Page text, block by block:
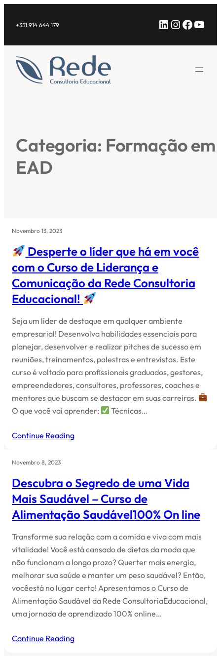
para
conteúdo
+351 914 644 179 LinkedIn
Categoria: Formação em
EAD
Novembro 13, 2023
Desperte o líder que há em você
com o Curso de Liderança e
Comunicação da Rede Consultoria
Educacional!
Seja um líder de destaque em qualquer ambiente
empresarial! Desenvolva habilidades essenciais para
planejar, desenvolver e realizar pitches de sucesso em
reuniões, treinamentos, palestras e entrevistas. Este
curso é voltado para profissionais graduados, gestores,
empreendedores, consultores, professores, coaches e
mentores que buscam se destacar em suas carreiras.
O que você vai aprender:
Técnicas…
Continue Reading
Novembro 8, 2023
Descubra o Segredo de uma Vida
Mais Saudável – Curso de
Alimentação Saudável100% On line
Transforme sua relação com a comida e viva com mais
vitalidade! Você está cansado de dietas da moda que
não funcionam a longo prazo? Querter mais energia,
melhorar sua saúde e manter um peso saudável? Então,
vocêestá no lugar certo! Apresentamos o Curso de
Alimentação Saudável da Rede ConsultoriaEducacional,
uma jornada de aprendizado 100% online…
Continue Reading